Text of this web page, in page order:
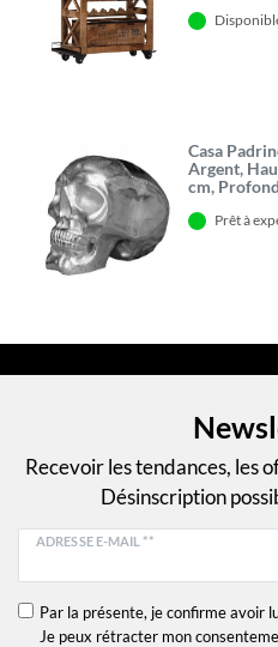
Casa
Argent,
cm,
Prêt à
Recevoir les tendances, les
Désinscription
ADRESSE E-MAIL **
Par la présente, je confirme avoir
Je peux rétracter mon